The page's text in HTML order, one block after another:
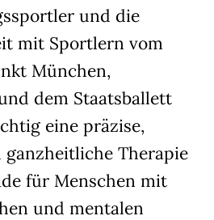
und die
mit Sportlern vom
München,
dem Staatsballett
eine präzise,
Therapie
für Menschen mit
und mentalen